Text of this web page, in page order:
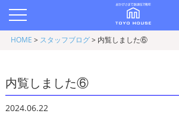
HOME > スタッフブログ> 内覧しました⑥
内覧しました⑥
2024.06.22